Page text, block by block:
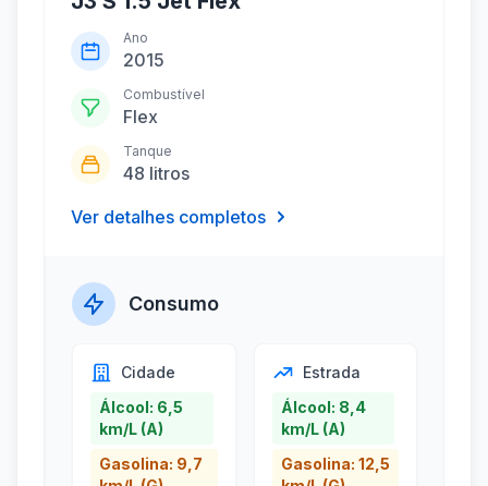
Ano
2015
Combustível
Flex
Tanque
48 litros
Ver detalhes completos
Consumo
Cidade
Álcool: 6,5
km/L (A)
Gasolina: 9,7
Estrada
Álcool: 8,4
km/L (A)
Gasolina: 12,5